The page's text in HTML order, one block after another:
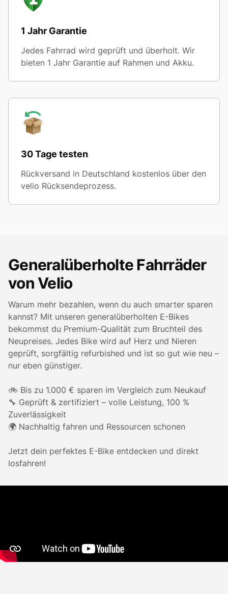
1 Jahr Garantie
Jedes Fahrrad wird geprüft und überholt. Wir
bieten 1 Jahr Garantie auf Rahmen und Akku.
30 Tage testen
Rückversand in Deutschland kostenlos über den
velio Rücksendeprozess.
Generalüberholte Fahrräder
von Velio
Warum mehr bezahlen, wenn du auch smarter sparen
kannst? Mit unseren generalüberholten E-Bikes
bekommst du Premium-Qualität zum Bruchteil des
Neupreises. Jedes Bike wird auf Herz und Nieren
geprüft, sorgfältig refurbished und ist so gut wie neu –
nur eben günstiger.
🚲 Bis zu 1.000 € sparen im Vergleich zum Neukauf
🔧 Geprüft & zertifiziert – volle Leistung, 100 %
Zuverlässigkeit
🌍 Nachhaltig fahren und Ressourcen schonen
Jetzt dein perfektes E-Bike entdecken und direkt
losfahren!